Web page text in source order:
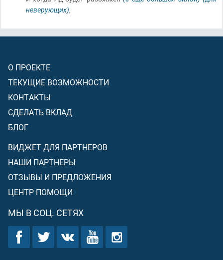
неверующих),
О ПРОЕКТЕ
ТЕКУЩИЕ ВОЗМОЖНОСТИ
КОНТАКТЫ
СДЕЛАТЬ ВКЛАД
БЛОГ
ВИДЖЕТ ДЛЯ ПАРТНЕРОВ
НАШИ ПАРТНЕРЫ
ОТЗЫВЫ И ПРЕДЛОЖЕНИЯ
ЦЕНТР ПОМОЩИ
МЫ В СОЦ. СЕТЯХ